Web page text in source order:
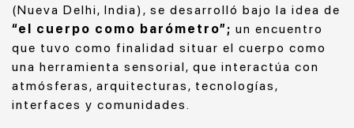
(Nueva Delhi, India), se desarrolló bajo la idea de
“el cuerpo como barómetro”; un encuentro
que tuvo como finalidad situar el cuerpo como
una herramienta sensorial, que interactúa con
atmósferas, arquitecturas, tecnologías,
interfaces y comunidades.